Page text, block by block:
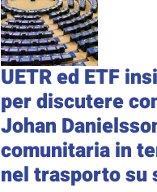
UETR ed ETF
per discutere
Johan
comunitaria in
nel trasporto su